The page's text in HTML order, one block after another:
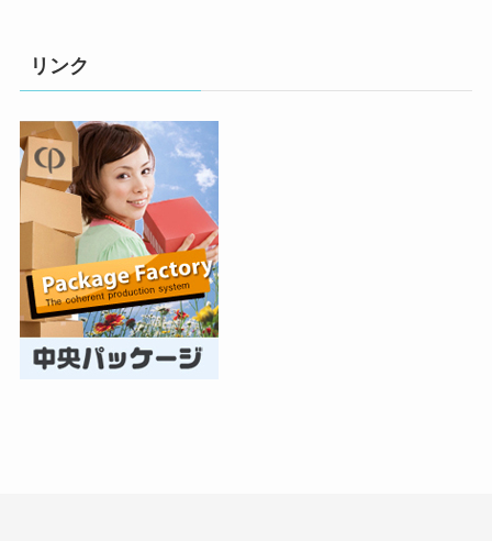
リンク